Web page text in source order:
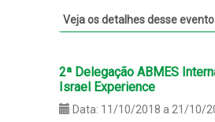
Veja os detalhes desse evento
2ª Delegação ABMES
Israel Experience
Data: 11/10/2018 a 21/10/